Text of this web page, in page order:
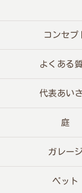
コンセプ
よくある
代表あい
庭
ガレージ
ペット